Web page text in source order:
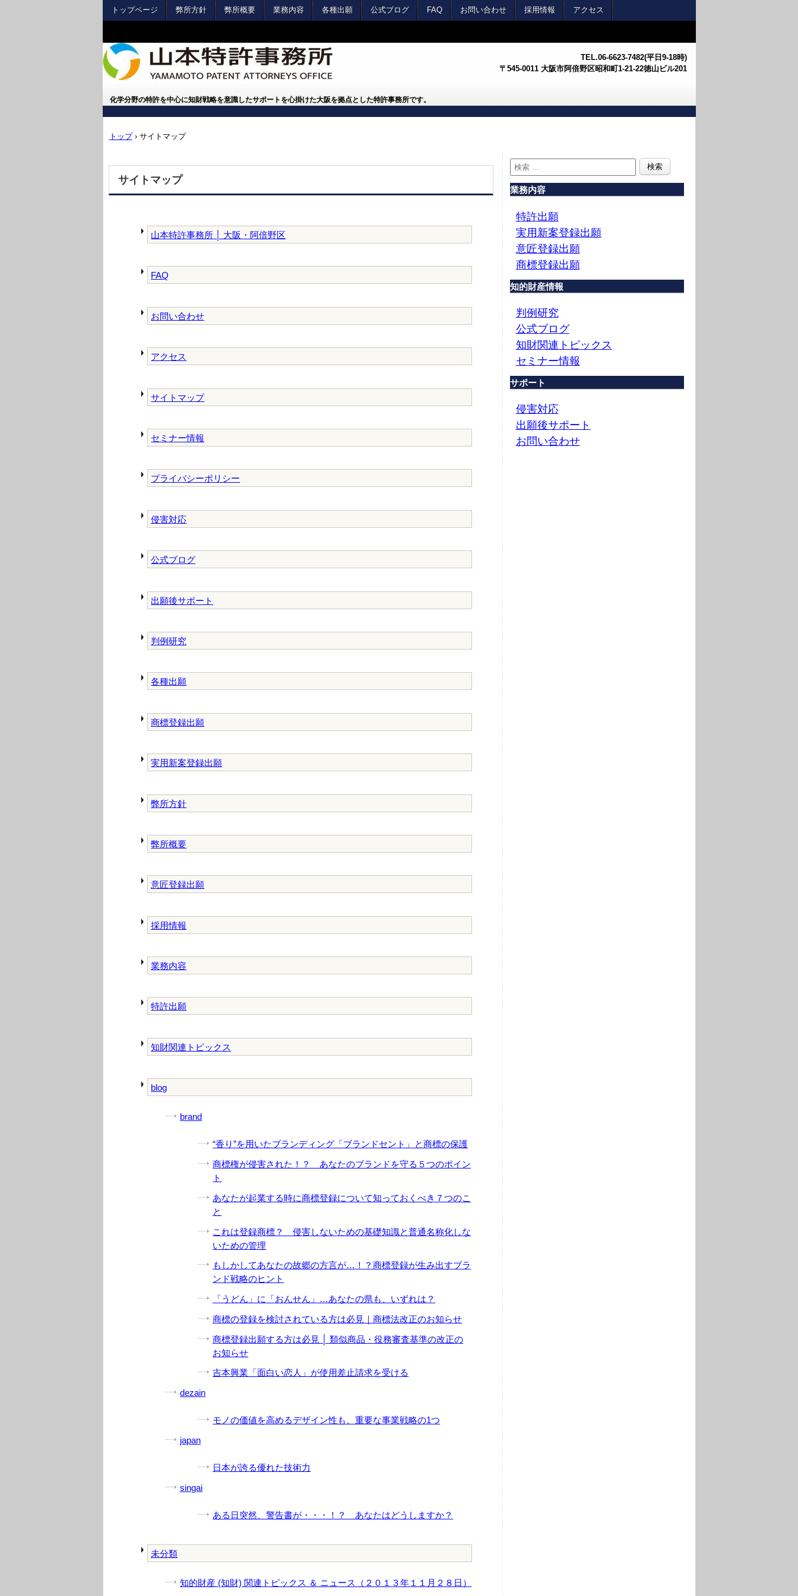
化学分野の特許を中心に知財戦略を意識したサポートを心掛けた大阪を拠点とした特許事務所です。
TEL.06-6623-7482(平日9-18時)
〒545-0011 大阪市阿倍野区昭和町1-21-22徳山ビル201
トップページ 弊所方針 弊所概要 業務内容 各種出願 公式ブログ FAQ お問い合わせ 採用情報 アクセス
トップ › サイトマップ
サイトマップ
山本特許事務所 │ 大阪・阿倍野区
FAQ
お問い合わせ
アクセス
サイトマップ
セミナー情報
プライバシーポリシー
侵害対応
公式ブログ
出願後サポート
判例研究
各種出願
商標登録出願
実用新案登録出願
弊所方針
弊所概要
意匠登録出願
採用情報
業務内容
特許出願
知財関連トピックス
blog
brand
“香り”を用いたブランディング「ブランドセント」と商標の保護
商標権が侵害された！？ あなたのブランドを守る５つのポイン
ト
あなたが起業する時に商標登録について知っておくべき７つのこ
と
これは登録商標？ 侵害しないための基礎知識と普通名称化しな
いための管理
もしかしてあなたの故郷の方言が…！？商標登録が生み出すブラ
ンド戦略のヒント
「うどん」に「おんせん」…あなたの県も、いずれは？
商標の登録を検討されている方は必見｜商標法改正のお知らせ
商標登録出願する方は必見 │ 類似商品・役務審査基準の改正の
お知らせ
吉本興業「面白い恋人」が使用差止請求を受ける
dezain
モノの価値を高めるデザイン性も、重要な事業戦略の1つ
japan
日本が誇る優れた技術力
singai
ある日突然、警告書が・・・！？ あなたはどうしますか？
未分類
知的財産 (知財) 関連トピックス ＆ ニュース（２０１３年１１月２８日）
業務内容
特許出願
実用新案登録出願
意匠登録出願
商標登録出願
知的財産情報
判例研究
公式ブログ
知財関連トピックス
セミナー情報
サポート
侵害対応
出願後サポート
お問い合わせ